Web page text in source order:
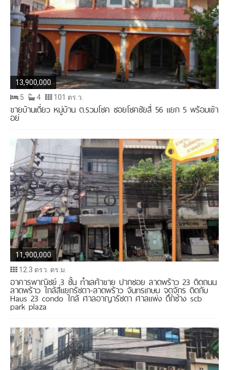
13,900,000
5
4 101 ตร.ว.
ขายบ้านเดี่ยว หมู่บ้าน ต.รวมโชค ซอยโชคชัยสี่ 56 แยก 5 พร้อมเข้า
อยู่
11,900,000
12.3 ตรว. ตร.ม.
อาคารพาณิชย์ 3 ชั้น ทำเลค้าขาย ปากซอย ลาดพร้าว 23 ติดถนน
ลาดพร้าว ใกล้สี่แยกรัชดา-ลาดพร้าว จันทรเกษม จตุจักร ติดกับ
Haus 23 condo ใกล้ ศาลอาญารัชดา ศาลแพ่ง ตึกช้าง scb
park plaza